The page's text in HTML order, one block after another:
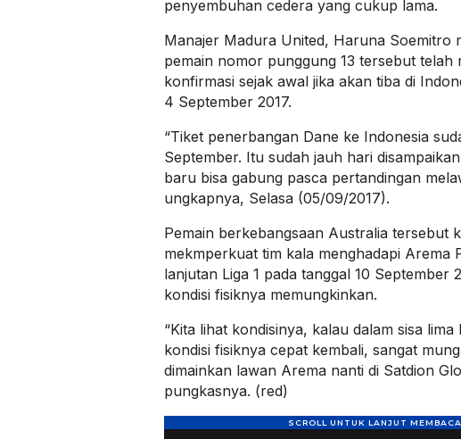
penyembuhan cedera yang cukup lama.
Manajer Madura United, Haruna Soemitro
pemain nomor punggung 13 tersebut telah
konfirmasi sejak awal jika akan tiba di
4 September 2017.
“Tiket penerbangan Dane ke Indonesia
September. Itu sudah jauh hari
baru bisa gabung pasca pertandingan
ungkapnya, Selasa (05/09/2017).
Pemain berkebangsaan Australia tersebut
mekmperkuat tim kala menghadapi Arema
lanjutan Liga 1 pada tanggal 10 September
kondisi fisiknya memungkinkan.
“Kita lihat kondisinya, kalau dalam sisa
kondisi fisiknya cepat kembali, sangat
dimainkan lawan Arema nanti di Satdion
pungkasnya. (red)